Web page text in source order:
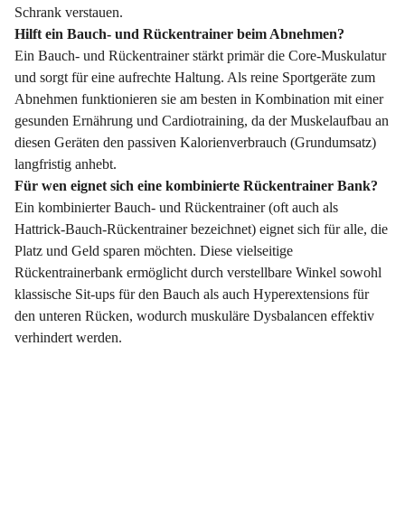
Schrank verstauen.
Hilft ein Bauch- und Rückentrainer beim Abnehmen?
Ein Bauch- und Rückentrainer stärkt primär die Core-Muskulatur
und sorgt für eine aufrechte Haltung. Als reine Sportgeräte zum
Abnehmen funktionieren sie am besten in Kombination mit einer
gesunden Ernährung und Cardiotraining, da der Muskelaufbau an
diesen Geräten den passiven Kalorienverbrauch (Grundumsatz)
langfristig anhebt.
Für wen eignet sich eine kombinierte Rückentrainer Bank?
Ein kombinierter Bauch- und Rückentrainer (oft auch als
Hattrick-Bauch-Rückentrainer bezeichnet) eignet sich für alle, die
Platz und Geld sparen möchten. Diese vielseitige
Rückentrainerbank ermöglicht durch verstellbare Winkel sowohl
klassische Sit-ups für den Bauch als auch Hyperextensions für
den unteren Rücken, wodurch muskuläre Dysbalancen effektiv
verhindert werden.